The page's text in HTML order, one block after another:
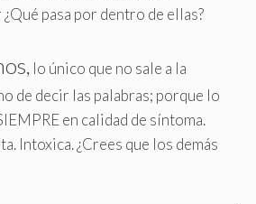
pasa por dentro de ellas?
lo único que no sale a la
de decir las palabras; porque lo
en calidad de síntoma.
Intoxica. ¿Crees que los demás